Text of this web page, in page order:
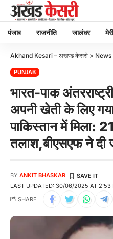
पंजाब राजनीति जालंधर
Akhand Kesari – अखण्ड केसरी > News
PUNJAB
भारत-पाक
अपनी खेती के लिए
पाकिस्तान में मिला:
तलाश,बीएसएफ ने दी
LAST UPDATED: 30/06/2025 AT 2:53
BY ANKIT BHASKAR
SHARE